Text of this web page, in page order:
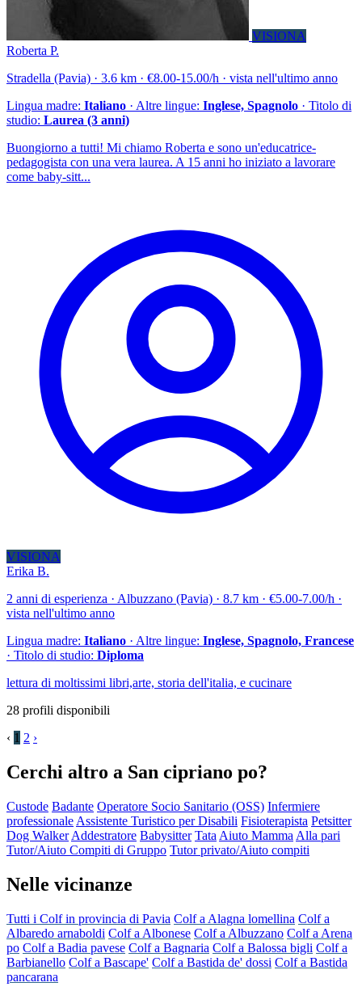
VISIONA
Roberta P.
Stradella (Pavia) · 3.6 km · €8.00-15.00/h · vista nell'ultimo anno
Lingua madre: Italiano · Altre lingue: Inglese, Spagnolo · Titolo di
studio: Laurea (3 anni)
Buongiorno a tutti! Mi chiamo Roberta e sono un'educatrice-
pedagogista con una vera laurea. A 15 anni ho iniziato a lavorare
come baby-sitt...
VISIONA
Erika B.
2 anni di esperienza · Albuzzano (Pavia) · 8.7 km · €5.00-7.00/h ·
vista nell'ultimo anno
Lingua madre: Italiano · Altre lingue: Inglese, Spagnolo, Francese
· Titolo di studio: Diploma
lettura di moltissimi libri,arte, storia dell'italia, e cucinare
28 profili disponibili
‹ 1 2 ›
Cerchi altro a San cipriano po?
Custode Badante Operatore Socio Sanitario (OSS) Infermiere
professionale Assistente Turistico per Disabili Fisioterapista Petsitter
Dog Walker Addestratore Babysitter Tata Aiuto Mamma Alla pari
Tutor/Aiuto Compiti di Gruppo Tutor privato/Aiuto compiti
Nelle vicinanze
Tutti i Colf in provincia di Pavia Colf a Alagna lomellina Colf a
Albaredo arnaboldi Colf a Albonese Colf a Albuzzano Colf a Arena
po Colf a Badia pavese Colf a Bagnaria Colf a Balossa bigli Colf a
Barbianello Colf a Bascape' Colf a Bastida de' dossi Colf a Bastida
pancarana